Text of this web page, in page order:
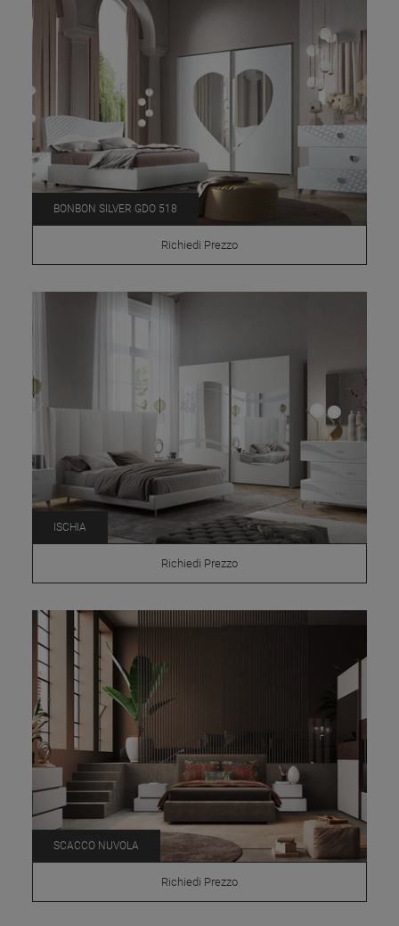
BONBON SILVER GDO 518
Richiedi Prezzo
ISCHIA
Richiedi Prezzo
SCACCO NUVOLA
Richiedi Prezzo